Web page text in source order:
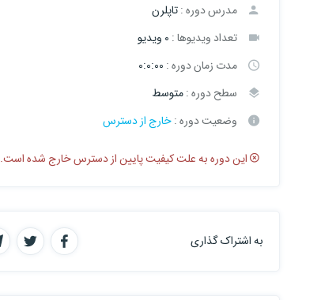
مدرس دوره :تاپلرن
تعداد ویدیوها : 0 ویدیو
مدت زمان دوره : 0:0:00
سطح دوره :متوسط
وضعیت دوره :خارج از دسترس
این دوره به علت کیفیت پایین از دسترس خارج شده است.
به اشتراک گذاری